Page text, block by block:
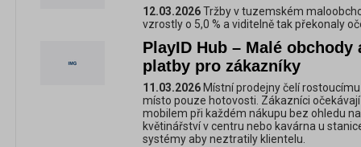
12.03.2026Tržby v tuzemském
vzrostly o 5,0 % a viditelně tak překonaly
PlayID Hub – Malé
platby pro zákazníky
11.03.2026 Místní prodejny čelí
místo pouze hotovosti. Zákazníci
mobilem při každém nákupu bez ohledu
květinářství v centru nebo kavárna u
systémy aby neztratily klientelu.